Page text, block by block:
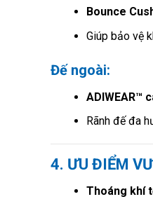
Bounce
Giúp bảo vệ
Đế ngoài:
ADIWEAR™
Rãnh đế đa
4. ƯU ĐIỂM
Thoáng khí